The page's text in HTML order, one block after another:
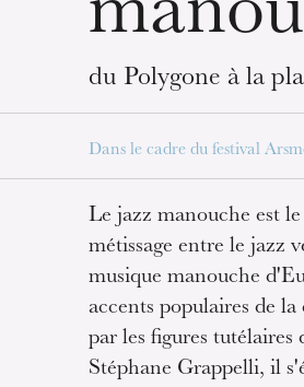
du Polygone à la
Dans le cadre du festival
Le jazz manouche est
métissage entre le jazz
musique manouche
accents populaires de
par les figures
Stéphane Grappelli, il